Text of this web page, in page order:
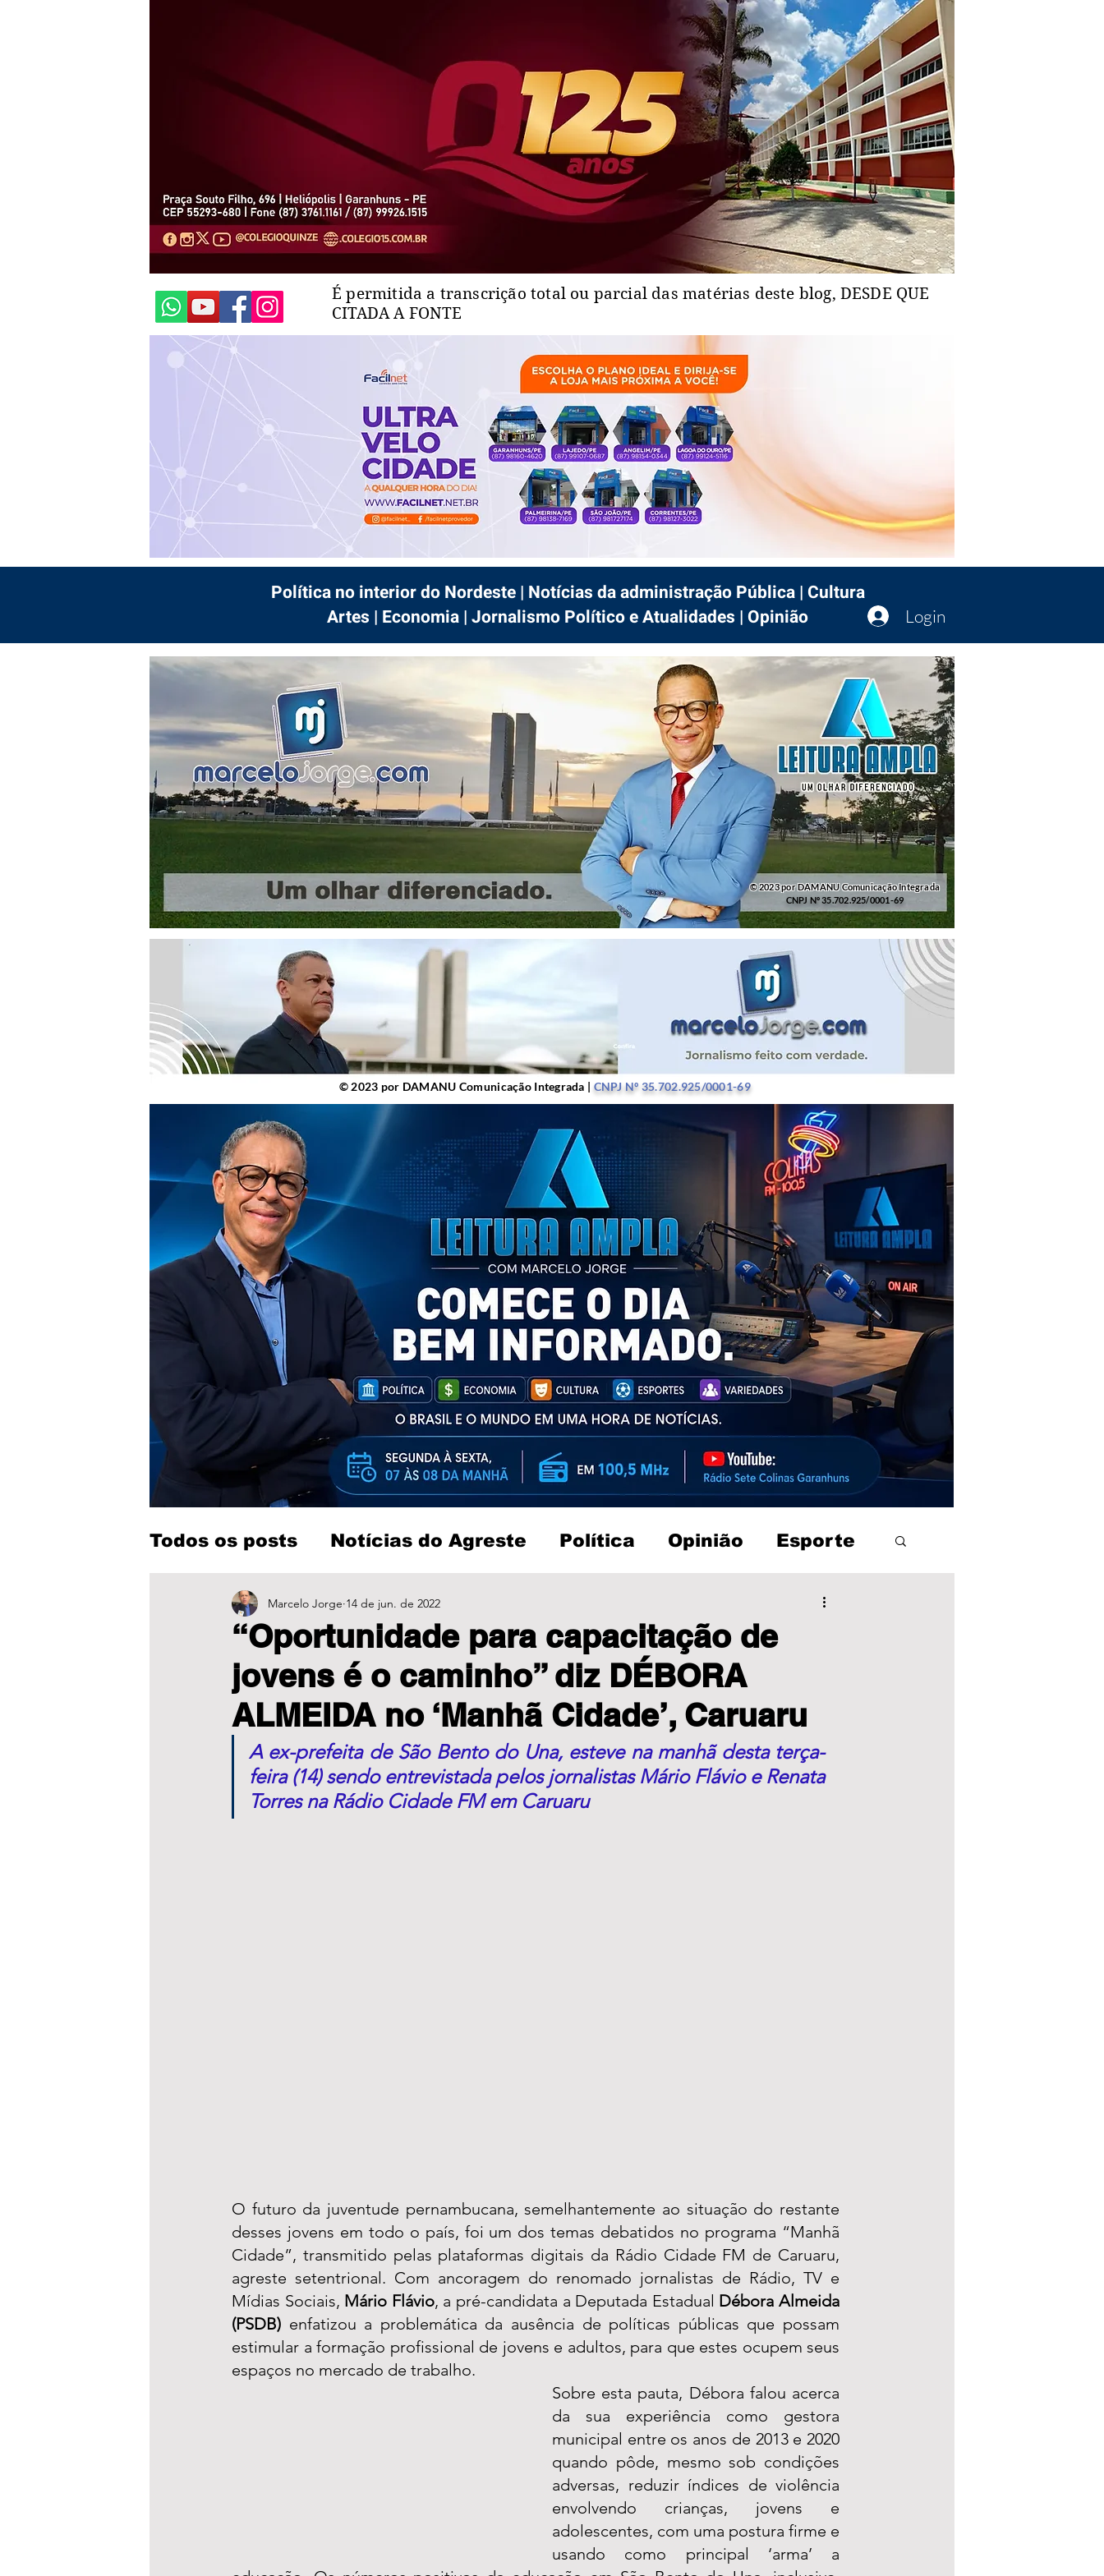
É permitida a transcrição total ou parcial das matérias deste blog, DESDE QUE
CITADA A FONTE
Login
Política no interior do Nordeste | Notícias da administração Pública | Cultura
Artes | Economia | Jornalismo Político e Atualidades | Opinião
© 2023 por DAMANU Comunicação Integrada
CNPJ Nº 35.702.925/0001-69
© 2023 por DAMANU Comunicação Integrada | CNPJ Nº 35.702.925/0001-69
© 2023 por DAMANU Comunicação Integrada | CNPJ Nº 35.702.925/0001-69
Todos os posts Notícias do Agreste Política Opinião Esporte
Entretenimento
“Oportunidade para capacitação de
jovens é o caminho” diz DÉBORA
ALMEIDA no ‘Manhã Cidade’, Caruaru
Marcelo Jorge 14 de jun. de 2022
A ex-prefeita de São Bento do Una, esteve na manhã desta terça-
feira (14) sendo entrevistada pelos jornalistas Mário Flávio e Renata
Torres na Rádio Cidade FM em Caruaru
O futuro da juventude pernambucana, semelhantemente ao situação do restante
desses jovens em todo o país, foi um dos temas debatidos no programa “Manhã
Cidade”, transmitido pelas plataformas digitais da Rádio Cidade FM de Caruaru,
agreste setentrional. Com ancoragem do renomado jornalistas de Rádio, TV e
Mídias Sociais, Mário Flávio, a pré-candidata a Deputada Estadual Débora Almeida
(PSDB) enfatizou a problemática da ausência de políticas públicas que possam
estimular a formação profissional de jovens e adultos, para que estes ocupem seus
espaços no mercado de trabalho.
Sobre esta pauta, Débora falou acerca
da sua experiência como gestora
municipal entre os anos de 2013 e 2020
quando pôde, mesmo sob condições
adversas, reduzir índices de violência
envolvendo crianças, jovens e
adolescentes, com uma postura firme e
usando como principal ‘arma’ a